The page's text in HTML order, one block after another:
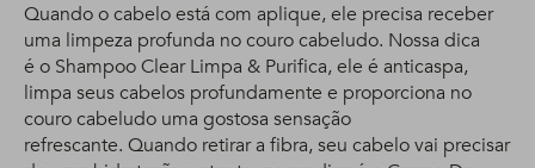
Quando o cabelo está com aplique, ele precisa receber
uma limpeza profunda no couro cabeludo. Nossa dica
é o Shampoo Clear Limpa & Purifica, ele é anticaspa,
limpa seus cabelos profundamente e proporciona no
couro cabeludo uma gostosa sensação
refrescante. Quando retirar a fibra, seu cabelo vai precisar